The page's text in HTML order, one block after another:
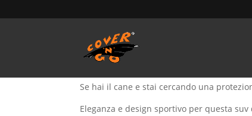
Home/SALVA BAULE - Vasca Telo
Salva baule
Se hai il cane e stai cercando una
Eleganza e design sportivo per questa